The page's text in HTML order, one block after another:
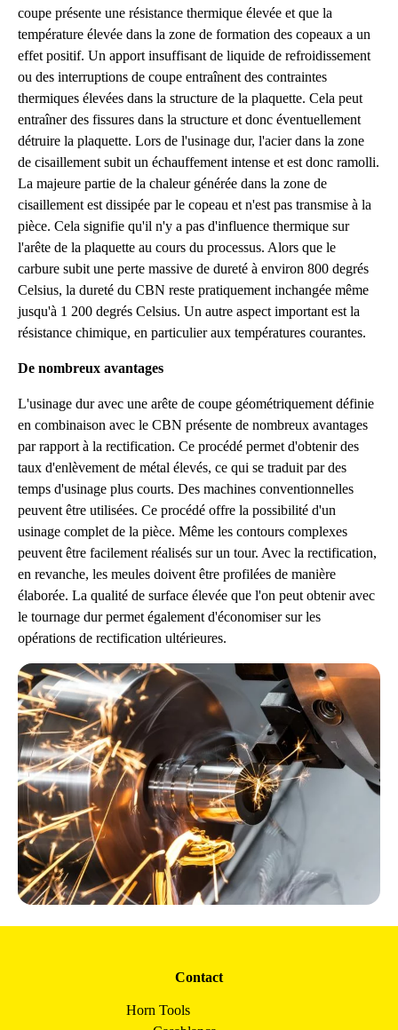
coupe présente une résistance thermique élevée et que la
température élevée dans la zone de formation des copeaux a un
effet positif. Un apport insuffisant de liquide de refroidissement
ou des interruptions de coupe entraînent des contraintes
thermiques élevées dans la structure de la plaquette. Cela peut
entraîner des fissures dans la structure et donc éventuellement
détruire la plaquette. Lors de l'usinage dur, l'acier dans la zone
de cisaillement subit un échauffement intense et est donc ramolli.
La majeure partie de la chaleur générée dans la zone de
cisaillement est dissipée par le copeau et n'est pas transmise à la
pièce. Cela signifie qu'il n'y a pas d'influence thermique sur
l'arête de la plaquette au cours du processus. Alors que le
carbure subit une perte massive de dureté à environ 800 degrés
Celsius, la dureté du CBN reste pratiquement inchangée même
jusqu'à 1 200 degrés Celsius. Un autre aspect important est la
résistance chimique, en particulier aux températures courantes.
De nombreux avantages
L'usinage dur avec une arête de coupe géométriquement définie
en combinaison avec le CBN présente de nombreux avantages
par rapport à la rectification. Ce procédé permet d'obtenir des
taux d'enlèvement de métal élevés, ce qui se traduit par des
temps d'usinage plus courts. Des machines conventionnelles
peuvent être utilisées. Ce procédé offre la possibilité d'un
usinage complet de la pièce. Même les contours complexes
peuvent être facilement réalisés sur un tour. Avec la rectification,
en revanche, les meules doivent être profilées de manière
élaborée. La qualité de surface élevée que l'on peut obtenir avec
le tournage dur permet également d'économiser sur les
opérations de rectification ultérieures.
Contact
Horn Tools